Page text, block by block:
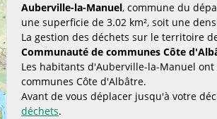
Auberville-la-Manuel, commune du
une superficie de 3.02 km², soit une
La gestion des déchets sur le territoire
Communauté de communes Côte
Les habitants d'Auberville-la-Manuel
communes Côte d'Albâtre.
Avant de vous déplacer jusqu'à votre
déchets.